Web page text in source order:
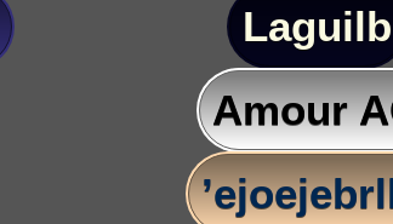
Laguilb
Amour